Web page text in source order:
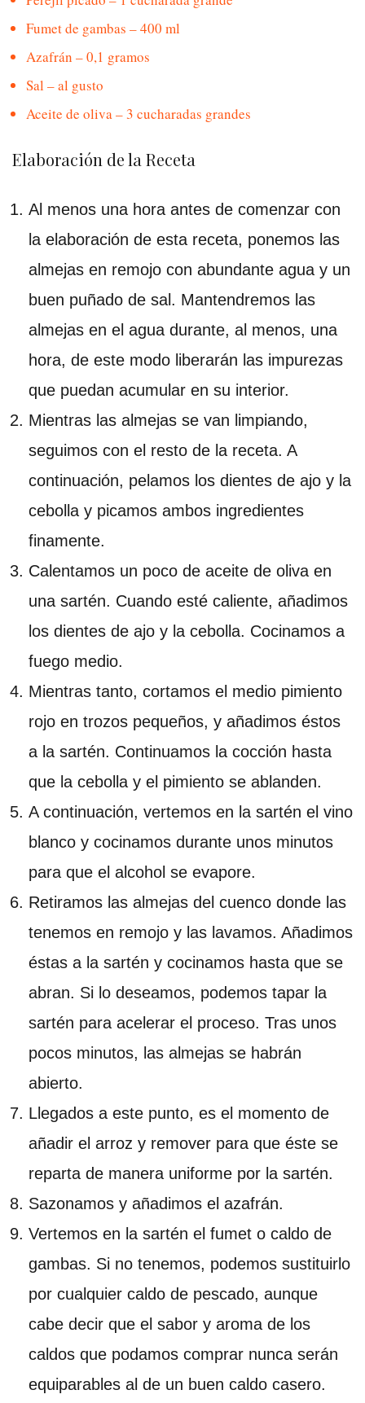
Fumet de gambas – 400 ml
Azafrán – 0,1 gramos
Sal – al gusto
Aceite de oliva – 3 cucharadas grandes
Elaboración de la Receta
Al menos una hora antes de comenzar con
la elaboración de esta receta, ponemos las
almejas en remojo con abundante agua y un
buen puñado de sal. Mantendremos las
almejas en el agua durante, al menos, una
hora, de este modo liberarán las impurezas
que puedan acumular en su interior.
Mientras las almejas se van limpiando,
seguimos con el resto de la receta. A
continuación, pelamos los dientes de ajo y la
cebolla y picamos ambos ingredientes
finamente.
Calentamos un poco de aceite de oliva en
una sartén. Cuando esté caliente, añadimos
los dientes de ajo y la cebolla. Cocinamos a
fuego medio.
Mientras tanto, cortamos el medio pimiento
rojo en trozos pequeños, y añadimos éstos
a la sartén. Continuamos la cocción hasta
que la cebolla y el pimiento se ablanden.
A continuación, vertemos en la sartén el vino
blanco y cocinamos durante unos minutos
para que el alcohol se evapore.
Retiramos las almejas del cuenco donde las
tenemos en remojo y las lavamos. Añadimos
éstas a la sartén y cocinamos hasta que se
abran. Si lo deseamos, podemos tapar la
sartén para acelerar el proceso. Tras unos
pocos minutos, las almejas se habrán
abierto.
Llegados a este punto, es el momento de
añadir el arroz y remover para que éste se
reparta de manera uniforme por la sartén.
Sazonamos y añadimos el azafrán.
Vertemos en la sartén el fumet o caldo de
gambas. Si no tenemos, podemos sustituirlo
por cualquier caldo de pescado, aunque
cabe decir que el sabor y aroma de los
caldos que podamos comprar nunca serán
equiparables al de un buen caldo casero.